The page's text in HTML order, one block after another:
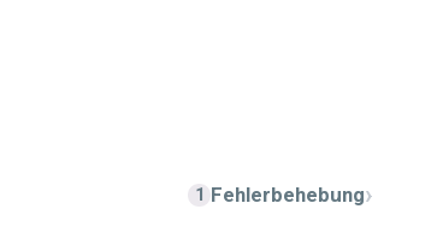
1 Fehlerbehebung›